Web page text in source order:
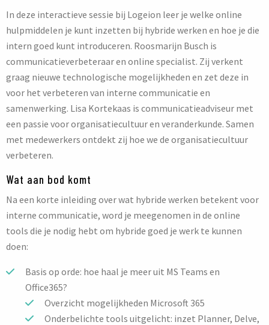
In deze interactieve sessie bij Logeion leer je welke online
hulpmiddelen je kunt inzetten bij hybride werken en hoe je die
intern goed kunt introduceren. Roosmarijn Busch is
communicatieverbeteraar en online specialist. Zij verkent
graag nieuwe technologische mogelijkheden en zet deze in
voor het verbeteren van interne communicatie en
samenwerking. Lisa Kortekaas is communicatieadviseur met
een passie voor organisatiecultuur en veranderkunde. Samen
met medewerkers ontdekt zij hoe we de organisatiecultuur
verbeteren.
Wat aan bod komt
Na een korte inleiding over wat hybride werken betekent voor
interne communicatie, word je meegenomen in de online
tools die je nodig hebt om hybride goed je werk te kunnen
doen:
Basis op orde: hoe haal je meer uit MS Teams en
Office365?
Overzicht mogelijkheden Microsoft 365
Onderbelichte tools uitgelicht: inzet Planner, Delve,